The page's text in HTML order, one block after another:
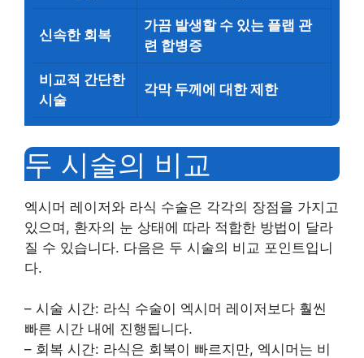
신속한 회복
가끔 발생할 수 있는 플랩 관
련 합병증
비교적 간단한
시술
각막 두께에 대한 제한
두 시술의 비교
엑시머 레이저와 라식 수술은 각각의 장점을 가지고
있으며, 환자의 눈 상태에 따라 적합한 방법이 달라
질 수 있습니다. 다음은 두 시술의 비교 포인트입니
다.
– 시술 시간: 라식 수술이 엑시머 레이저보다 훨씬
빠른 시간 내에 진행됩니다.
– 회복 시간: 라식은 회복이 빠르지만, 엑시머는 비